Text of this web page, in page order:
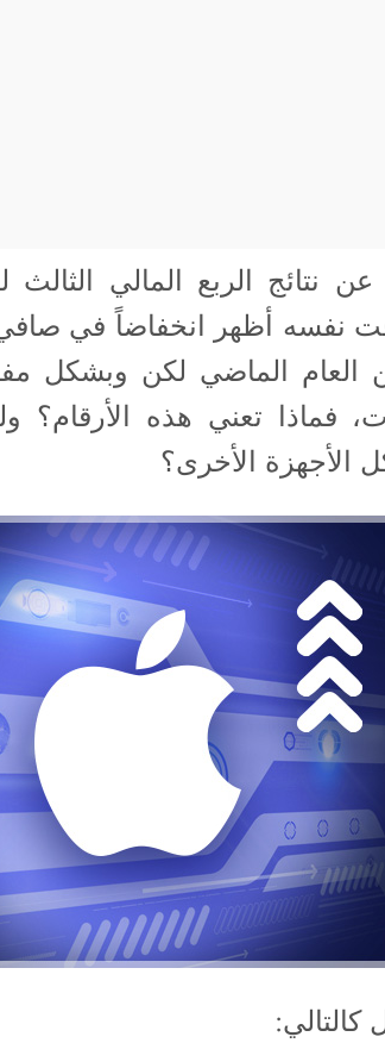
نتائج الربع المالي الثالث
نفسه أظهر انخفاضاً في صافي
العام الماضي لكن وبشكل
فماذا تعني هذه
الأخرى؟
كالتالي: